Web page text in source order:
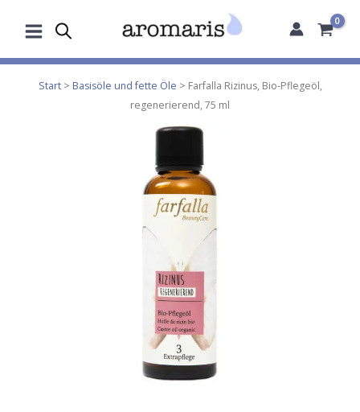
Inhalt
Start> Basisöle und fette Öle > Farfalla Rizinus, Bio-Pflegeöl,
regenerierend, 75 ml